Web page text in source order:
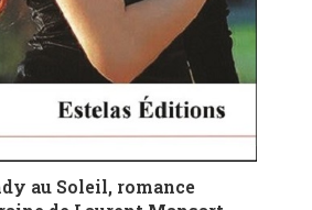
au Soleil, romance